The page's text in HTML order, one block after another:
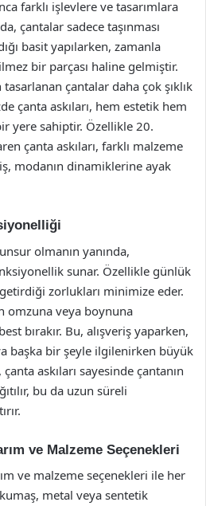
farklı işlevlere ve tasarımlara
çantalar sadece taşınması
basit yapılarken, zamanla
bir parçası haline gelmiştir.
çantalar daha çok şıklık
çanta askıları, hem estetik hem
yere sahiptir. Özellikle 20.
çanta askıları, farklı malzeme
modanın dinamiklerine ayak
olmanın yanında,
sunar. Özellikle günlük
zorlukları minimize eder.
omzuna veya boynuna
bırakır. Bu, alışveriş yaparken,
başka bir şeyle ilgilenirken büyük
askıları sayesinde çantanın
bu da uzun süreli
ve Malzeme Seçenekleri
ve malzeme seçenekleri ile her
metal veya sentetik